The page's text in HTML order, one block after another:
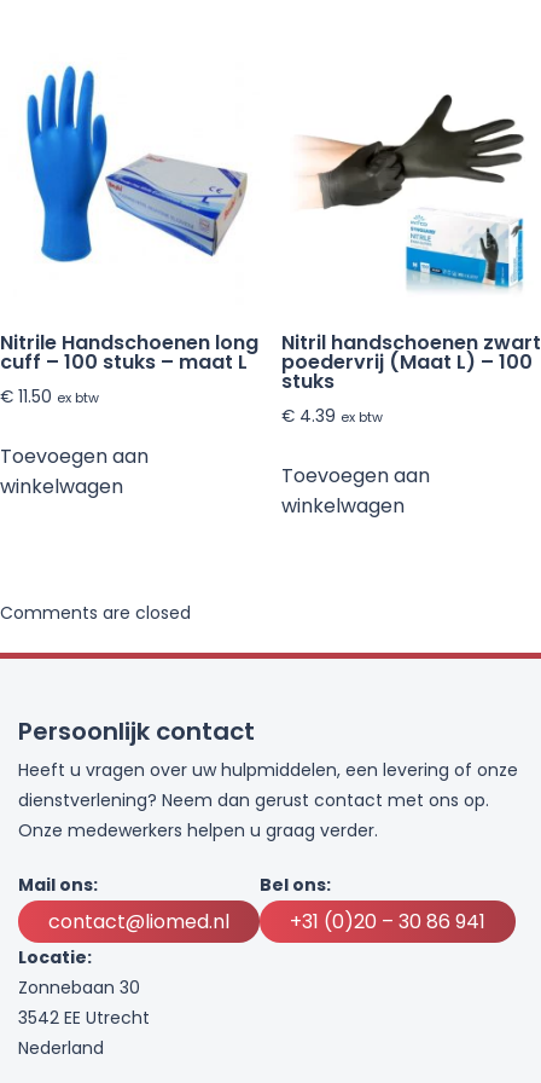
gekozen
worden
op
de
Nitrile Handschoenen long
cuff – 100 stuks – maat L
€ 11.50 ex btw
Toevoegen aan
winkelwagen
Nitril handschoenen zwart
poedervrij (Maat L) – 100
stuks
€4.39 ex btw
Toevoegen aan
winkelwagen
Comments are closed
Persoonlijk contact
Heeft u vragen over uw hulpmiddelen, een levering of onze
dienstverlening? Neem dan gerust contact met ons op.
Onze medewerkers helpen u graag verder.
Mail ons:
contact@liomed.nl
Bel ons:
+31 (0)20 – 30 86 941
Locatie:
Zonnebaan 30
3542 EE Utrecht
Nederland